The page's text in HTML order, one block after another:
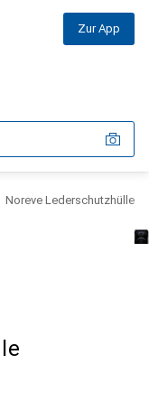
Zur App
Noreve Lederschutzhülle